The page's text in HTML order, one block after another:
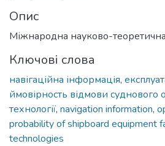
Опис
Міжнародна науково-
Ключові слова
навігаційна інформація,
ймовірность відмови суднового
технології, navigation information,
probability of shipboard equipment
technologies